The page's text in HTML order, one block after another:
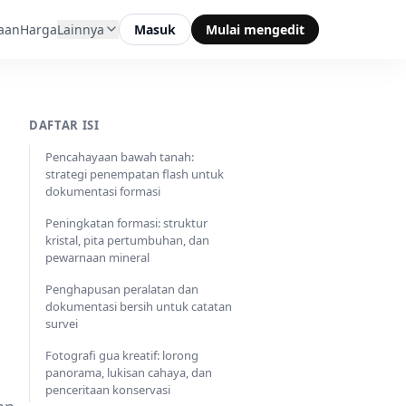
HargaLainnya Masuk Mulai mengedit
DAFTAR ISI
Pencahayaan bawah tanah:
strategi penempatan flash untuk
dokumentasi formasi
Peningkatan formasi: struktur
kristal, pita pertumbuhan, dan
pewarnaan mineral
Penghapusan peralatan dan
dokumentasi bersih untuk catatan
survei
Fotografi gua kreatif: lorong
panorama, lukisan cahaya, dan
penceritaan konservasi